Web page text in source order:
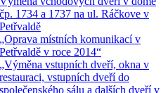
čp. 1734 a 1737 na ul. Ráčkove v
Petřvaldě
„Oprava místních komunikací v
Petřvaldě v roce 2014“
„Výměna vstupních dveří, okna v
restauraci, vstupních dveří do
společenského sálu a dalších dveří v